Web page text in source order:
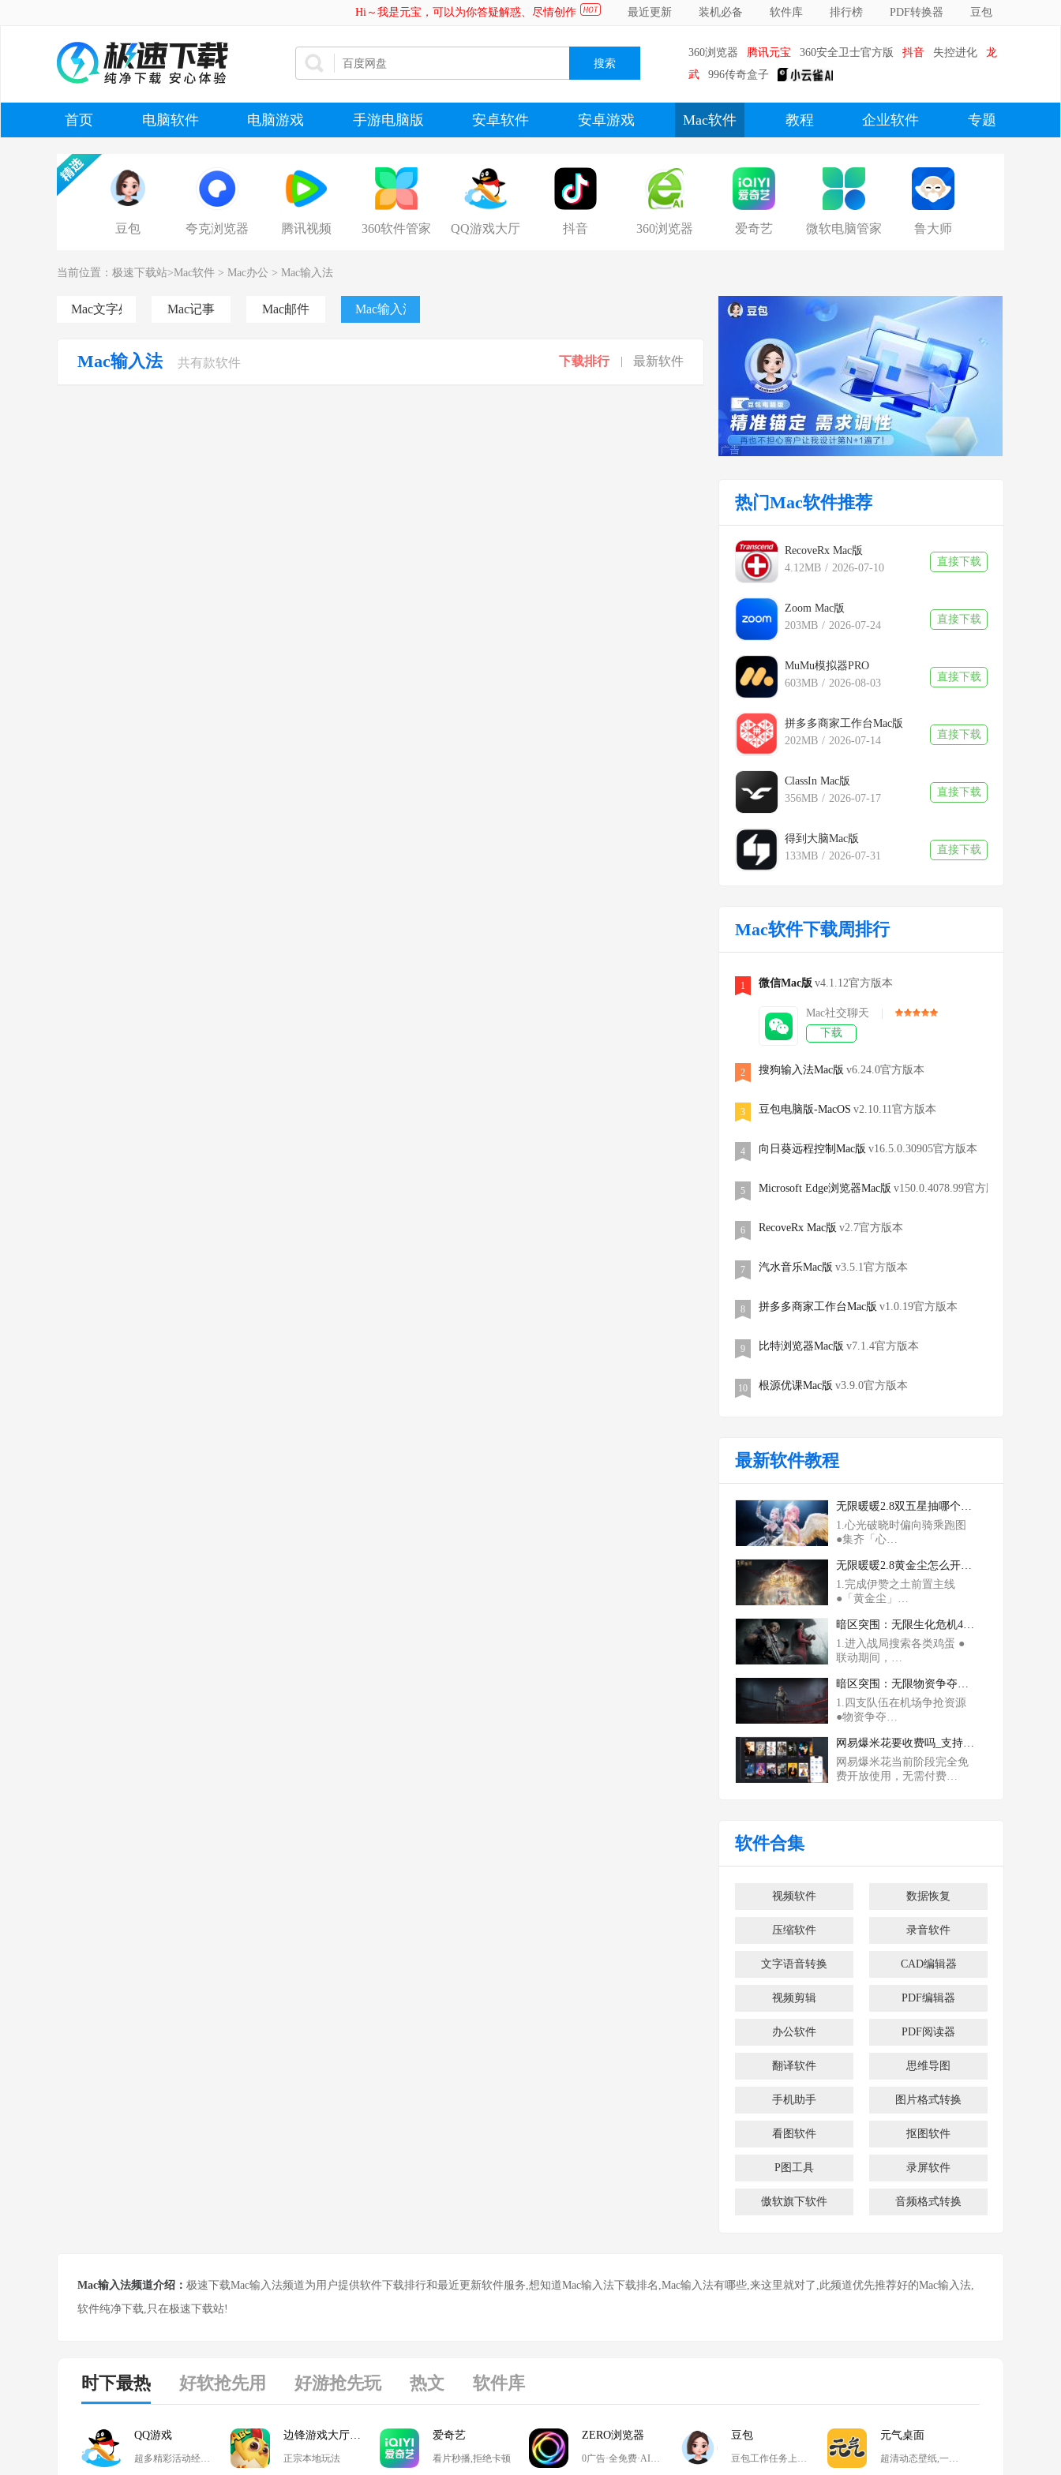
Hi～我是元宝，可以为你答疑解惑、尽情创作 最近更新 装机必备 软件库 排行榜 PDF转换器 豆包
360浏览器 腾讯元宝 360安全卫士官方版 抖音 失控进化
龙
武
996传奇盒子
首页 电脑软件 电脑游戏 手游电脑版 安卓软件 安卓游戏 Mac软件 教程 企业软件 专题
豆包 夸克浏览器 腾讯视频 360软件管家 QQ游戏大厅 抖音 360浏览器 爱奇艺 微软电脑管家 鲁大师
当前位置： 极速下载站>Mac软件 > Mac办公 > Mac输入法
Mac文字处理 Mac记事 Mac邮件 Mac输入法
Mac输入法 共有款软件 下载排行 最新软件
热门Mac软件推荐
RecoveRx Mac版
4.12MB / 2026-07-10
直接下载
Zoom Mac版
203MB / 2026-07-24
直接下载
MuMu模拟器PRO
603MB / 2026-08-03
直接下载
拼多多商家工作台Mac版
202MB / 2026-07-14
直接下载
ClassIn Mac版
356MB / 2026-07-17
直接下载
得到大脑Mac版
133MB / 2026-07-31
直接下载
Mac软件下载周排行
1 微信Mac版 v4.1.12官方版本
Mac社交聊天
下载
2 搜狗输入法Mac版 v6.24.0官方版本
3 豆包电脑版-MacOS v2.10.11官方版本
4 向日葵远程控制Mac版 v16.5.0.30905官方版本
5 Microsoft Edge浏览器Mac版 v150.0.4078.99官方版本
6 RecoveRx Mac版 v2.7官方版本
7 汽水音乐Mac版 v3.5.1官方版本
8 拼多多商家工作台Mac版 v1.0.19官方版本
9 比特浏览器Mac版 v7.1.4官方版本
10 根源优课Mac版 v3.9.0官方版本
最新软件教程
无限暖暖2.8双五星抽哪个_心光破晓时和白夜长旋舞怎么选
1.心光破晓时偏向骑乘跑图
●集齐「心…
无限暖暖2.8黄金尘怎么开启_咏赞黄昏怎么获得
1.完成伊赞之土前置主线
●「黄金尘」…
暗区突围：无限生化危机4联动怎么玩_奖励有哪些
1.进入战局搜索各类鸡蛋 ●
联动期间，…
暗区突围：无限物资争夺战怎么玩_怎么存收益
1.四支队伍在机场争抢资源
●物资争夺…
网易爆米花要收费吗_支持nas使用吗
网易爆米花当前阶段完全免
费开放使用，无需付费…
软件合集
视频软件 数据恢复
压缩软件 录音软件
文字语音转换 CAD编辑器
视频剪辑 PDF编辑器
办公软件 PDF阅读器
翻译软件 思维导图
手机助手 图片格式转换
看图软件 抠图软件
P图工具 录屏软件
傲软旗下软件 音频格式转换
Mac输入法频道介绍： 极速下载Mac输入法频道为用户提供软件下载排行和最近更新软件服务,想知道Mac输入法下载排名,Mac输入法有哪些,来这里就对了,此频道优先推荐好的Mac输入法,
软件纯净下载,只在极速下载站!
时下最热 好软抢先用 好游抢先玩 热文 软件库
QQ游戏
超多精彩活动经典玩法尽在QQ游戏
边锋游戏大厅掼蛋
正宗本地玩法
爱奇艺
看片秒播,拒绝卡顿
ZERO浏览器
0广告·全免费·AI搜索·极简设计
豆包
豆包工作任务上线,开启自动化高效办公
元气桌面
超清动态壁纸,一键整理桌面